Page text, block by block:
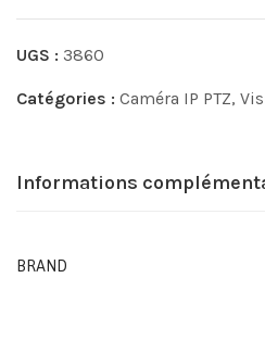
UGS : 3860
Catégories : Caméra IP PTZ,
Informations
BRAND